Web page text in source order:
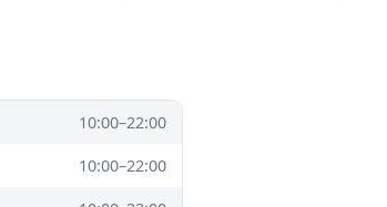
10:00–22:00
10:00–22:00